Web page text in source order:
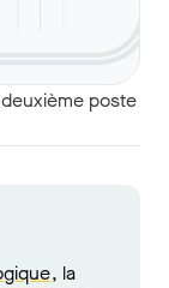
poste
, la